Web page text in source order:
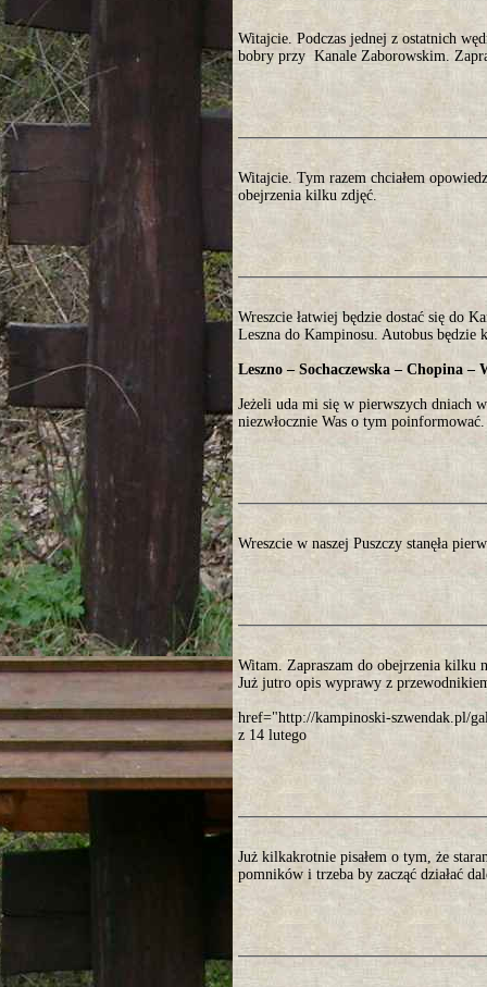
Witajcie. Podczas jednej z ostatnich
bobry przy Kanale Zaborowskim.
Witajcie. Tym razem chciałem
obejrzenia kilku zdjęć.
Wreszcie łatwiej będzie dostać się do
Leszna do Kampinosu. Autobus będzie
Leszno – Sochaczewska – Chopina
Jeżeli uda mi się w pierwszych dniach
niezwłocznie Was o tym poinformować.
Wreszcie w naszej Puszczy stanęła
Witam. Zapraszam do obejrzenia kilku
Już jutro opis wyprawy z
href="http://kampinoski-szwendak.pl/
z 14 lutego
Już kilkakrotnie pisałem o tym, że
pomników i trzeba by zacząć działać